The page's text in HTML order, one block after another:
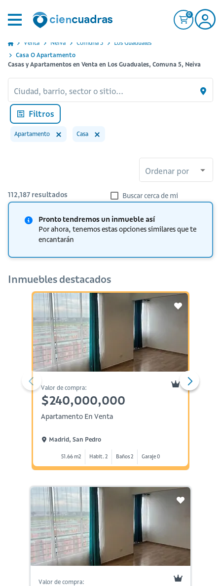
0
Venta Neiva Comuna 5
Los Guaduales
Casa O Apartamento
Casas y Apartamentos en Venta en Los Guaduales, Comuna 5, Neiva
Ciudad, barrio, sector o sitio...
Filtros
Apartamento Casa
Ordenar por
112,187 resultados Buscar cerca de mi
Pronto tendremos un inmueble así
Por ahora, tenemos estas opciones similares que te
encantarán
Inmuebles destacados
Valor de compra:
$240,000,000
Apartamento En Venta
Madrid, San Pedro
51.66 m2 Habit. 2 Baños 2 Garaje 0
Valor
Valor de compra: